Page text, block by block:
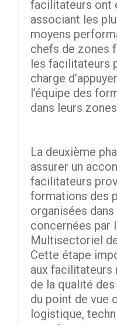
facilitateurs ont
associant les
moyens
chefs de zones
les facilitateurs
charge
l’équipe des
dans leurs
La deuxième
assurer un
facilitateurs
formations des
organisées
concernées par
Multisectoriel
Cette étape
aux facilitateurs
de la qualité
du point de vue
logistique,